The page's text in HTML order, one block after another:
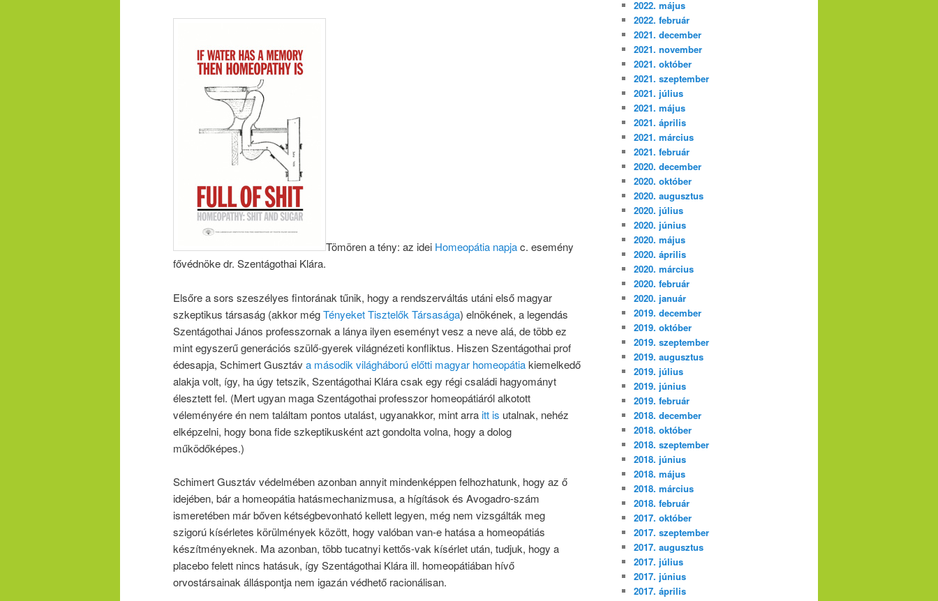
Tömören a tény: az idei Homeopátia napjac. esemény
fővédnöke dr. Szentágothai Klára.
Elsőre a sors szeszélyes fintorának tűnik, hogy a rendszerváltás utáni első magyar
szkeptikus társaság (akkor mégTényeket Tisztelők Társasága) elnökének, a legendás
Szentágothai János professzornak a lánya ilyen eseményt vesz a neve alá, de több ez
mint egyszerű generációs szülő-gyerek világnézeti konfliktus. Hiszen Szentágothai prof
édesapja, Schimert Gusztáv a második világháború előtti magyar homeopátiakiemelkedő
alakja volt, így, ha úgy tetszik, Szentágothai Klára csak egy régi családi hagyományt
élesztett fel. (Mert ugyan maga Szentágothai professzor homeopátiáról alkotott
véleményére én nem találtam pontos utalást, ugyanakkor, mint arraitt is utalnak, nehéz
elképzelni, hogy bona fide szkeptikusként azt gondolta volna, hogy a dolog
működőképes.)
Schimert Gusztáv védelmében azonban annyit mindenképpen felhozhatunk, hogy az ő
idejében, bár a homeopátia hatásmechanizmusa, a hígítások és Avogadro-szám
ismeretében már bőven kétségbevonható kellett legyen, még nem vizsgálták meg
szigorú kísérletes körülmények között, hogy valóban van-e hatása a homeopátiás
készítményeknek. Ma azonban, több tucatnyi kettős-vak kísérlet után, tudjuk, hogy a
placebo felett nincs hatásuk, így Szentágothai Klára ill. homeopátiában hívő
orvostársainak álláspontja nem igazán védhető racionálisan.
2022. május
2022. február
2021. december
2021. november
2021. október
2021. szeptember
2021. július
2021. május
2021. április
2021. március
2021. február
2020. december
2020. október
2020. augusztus
2020. július
2020. június
2020. május
2020. április
2020. március
2020. február
2020. január
2019. december
2019. október
2019. szeptember
2019. augusztus
2019. július
2019. június
2019. február
2018. december
2018. október
2018. szeptember
2018. június
2018. május
2018. március
2018. február
2017. október
2017. szeptember
2017. augusztus
2017. július
2017. június
2017. április